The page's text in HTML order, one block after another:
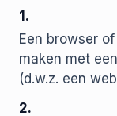
1.
Een browser
maken met
(d.w.z. een
2.